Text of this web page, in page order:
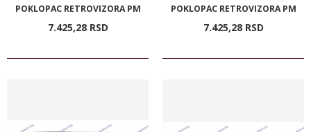
POKLOPAC RETROVIZORA PM
7.425,28 RSD
POKLOPAC RETROVIZORA PM
7.425,28 RSD